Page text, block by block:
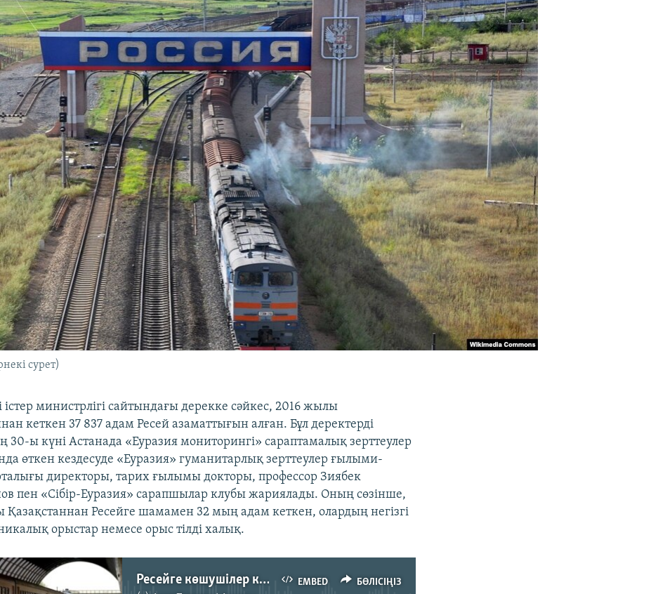
сурет)
істер министрлігі сайтындағы дерекке сәйкес, 2016 жылы
кеткен 37 837 адам Ресей азаматтығын алған. Бұл деректерді
30-ы күні Астанада «Еуразия мониторингі» сараптамалық зерттеулер
өткен кездесуде «Еуразия» гуманитарлық зерттеулер ғылыми-
директоры, тарих ғылымы докторы, профессор Зиябек
пен «Сібір-Еуразия» сарапшылар клубы жариялады. Оның сөзінше,
Қазақстаннан Ресейге шамамен 32 мың адам кеткен, олардың негізгі
орыстар немесе орыс тілді халық.
EMBED БӨЛІСІҢІЗ
Ресейге көшушілер көбейген